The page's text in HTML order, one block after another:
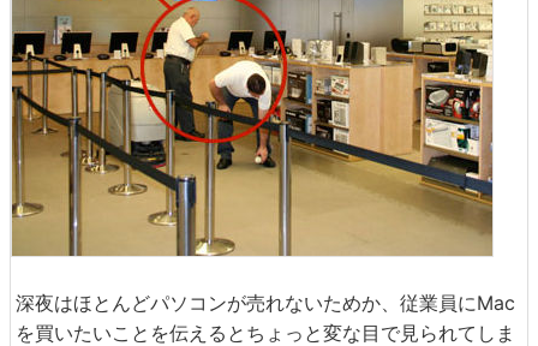
深夜はほとんどパソコンが売れないためか、従業員にMac
を買いたいことを伝えるとちょっと変な目で見られてしま